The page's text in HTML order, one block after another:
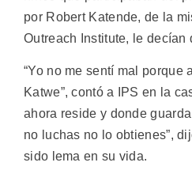
por Robert Katende, de la
Outreach Institute, le decían
“Yo no me sentí mal porque
Katwe”, contó a IPS en la
ahora reside y donde
no luchas no lo obtienes”,
sido lema en su vida.